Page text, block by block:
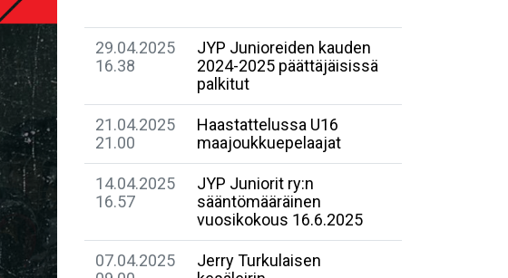
29.04.2025
16.38
JYP Junioreiden kauden
2024-2025 päättäjäisissä
palkitut
21.04.2025
21.00
Haastattelussa U16
maajoukkuepelaajat
14.04.2025
16.57
JYP Juniorit ry:n
sääntömääräinen
vuosikokous 16.6.2025
07.04.2025
Jerry Turkulaisen